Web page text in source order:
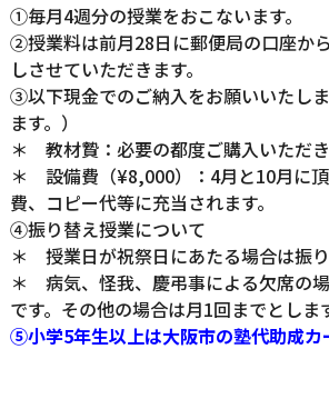
①毎月4週分の授業をおこないます。
②授業料は前月28日に郵便局の口座か
しさせていただきます。
③以下現金でのご納入をお願いいたし
ます。）
＊ 教材贄：必要の都度ご購入いただき
＊ 設備費（¥8,000）：4月と10月に
費、コピー代等に充当されます。
④振り替え授業について
＊ 授業日が祝祭日にあたる場合は振り
＊ 病気、怪我、慶弔事による欠席の
です。その他の場合は月1回までとしま
⑤小学5年生以上は大阪市の塾代助成カ